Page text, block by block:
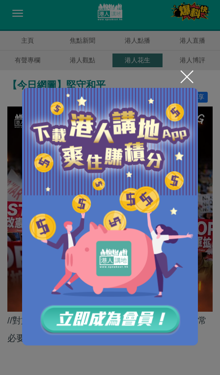
主頁 焦點新聞 港人點播 港人直播
有聲專欄 港人觀點 港人花生 港人博評
【今日網圖】堅守和平
分享
讚好
//對於日本年輕人來說，正確了解過去的歷史是非常
必要的！//